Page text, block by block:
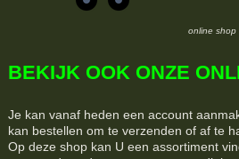
online shop
BEKIJK OOK ONZE
Je kan vanaf heden een account
kan bestellen om te verzenden of af te
Op deze shop kan U een assortiment